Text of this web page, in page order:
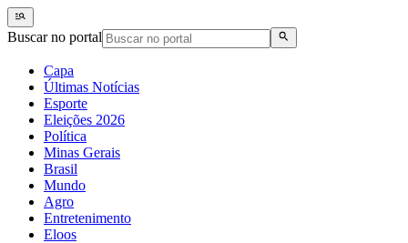
Buscar no portal
Capa
Últimas Notícias
Esporte
Eleições 2026
Política
Minas Gerais
Brasil
Mundo
Agro
Entretenimento
Eloos